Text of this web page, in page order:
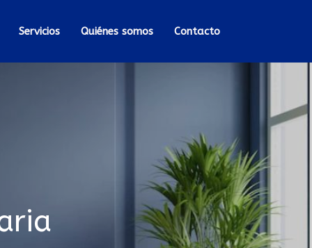
Servicios Quiénes somos Contacto